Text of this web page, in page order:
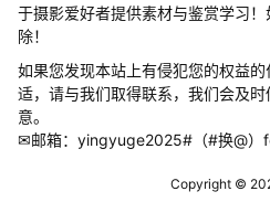
于摄影爱好者提供素材与鉴赏学习
除！
如果您发现本站上有侵犯您的权益
适，请与我们取得联系，我们会及
意。
✉邮箱：yingyuge2025#（#换@）
Copyright ©